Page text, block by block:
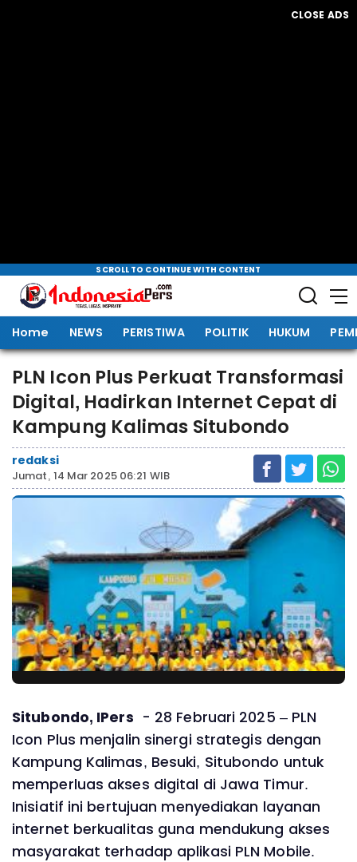
CLOSE ADS
SCROLL TO CONTINUE WITH CONTENT
Home NEWS PERISTIWA POLITIK HUKUM
PLN Icon Plus Perkuat Transformasi
Digital, Hadirkan Internet Cepat di
Kampung Kalimas Situbondo
redaksi
Jumat, 14 Mar 2025 06:21 WIB
Situbondo, IPers - 28 Februari 2025 – PLN
Icon Plus menjalin sinergi strategis dengan
Kampung Kalimas, Besuki, Situbondo untuk
memperluas akses digital di Jawa Timur.
Inisiatif ini bertujuan menyediakan layanan
internet berkualitas guna mendukung akses
masyarakat terhadap aplikasi PLN Mobile.